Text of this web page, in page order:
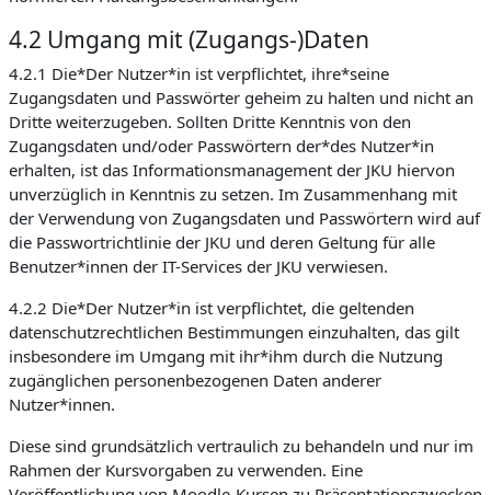
4.2 Umgang mit (Zugangs-)Daten
4.2.1 Die*Der Nutzer*in ist verpflichtet, ihre*seine
Zugangsdaten und Passwörter geheim zu halten und nicht an
Dritte weiterzugeben. Sollten Dritte Kenntnis von den
Zugangsdaten und/oder Passwörtern der*des Nutzer*in
erhalten, ist das Informationsmanagement der JKU hiervon
unverzüglich in Kenntnis zu setzen. Im Zusammenhang mit
der Verwendung von Zugangsdaten und Passwörtern wird auf
die Passwortrichtlinie der JKU und deren Geltung für alle
Benutzer*innen der IT-Services der JKU verwiesen.
4.2.2 Die*Der Nutzer*in ist verpflichtet, die geltenden
datenschutzrechtlichen Bestimmungen einzuhalten, das gilt
insbesondere im Umgang mit ihr*ihm durch die Nutzung
zugänglichen personenbezogenen Daten anderer
Nutzer*innen.
Diese sind grundsätzlich vertraulich zu behandeln und nur im
Rahmen der Kursvorgaben zu verwenden. Eine